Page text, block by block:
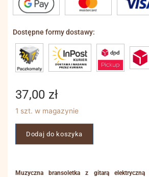
Dostępne formy dostawy:
37,00 zł
1 szt. w magazynie
Dodaj do koszyka
Muzyczna bransoletka z gitarą elektryczną